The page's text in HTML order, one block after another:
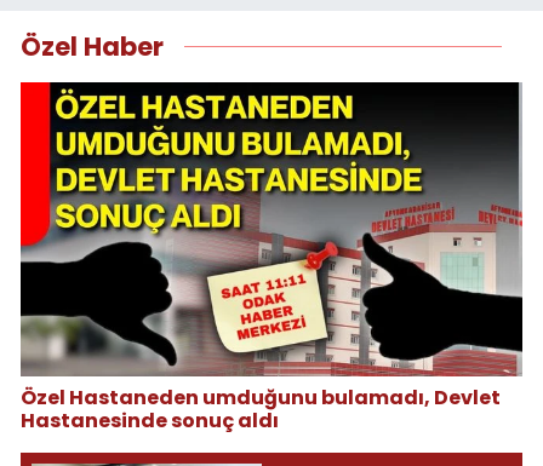
Özel Haber
Özel Hastaneden umduğunu bulamadı, Devlet
Hastanesinde sonuç aldı